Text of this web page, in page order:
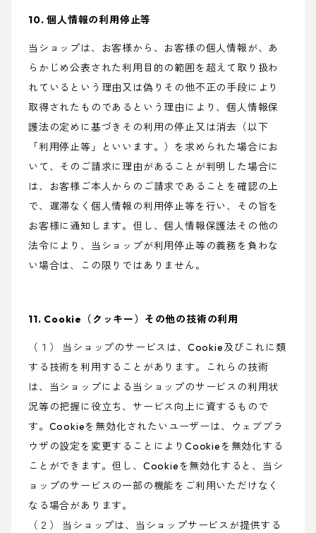
10. 個人情報の利用停止等
当ショップは、お客様から、お客様の個人情報が、あ
らかじめ公表された利用目的の範囲を超えて取り扱わ
れているという理由又は偽りその他不正の手段により
取得されたものであるという理由により、個人情報保
護法の定めに基づきその利用の停止又は消去（以下
「利用停止等」といいます。）を求められた場合にお
いて、そのご請求に理由があることが判明した場合に
は、お客様ご本人からのご請求であることを確認の上
で、遅滞なく個人情報の利用停止等を行い、その旨を
お客様に通知します。但し、個人情報保護法その他の
法令により、当ショップが利用停止等の義務を負わな
い場合は、この限りではありません。
11. Cookie（クッキー）その他の技術の利用
（１） 当ショップのサービスは、Cookie及びこれに類
する技術を利用することがあります。これらの技術
は、当ショップによる当ショップのサービスの利用状
況等の把握に役立ち、サービス向上に資するもので
す。Cookieを無効化されたいユーザーは、ウェブブラ
ウザの設定を変更することによりCookieを無効化する
ことができます。但し、Cookieを無効化すると、当シ
ョップのサービスの一部の機能をご利用いただけなく
なる場合があります。
（２） 当ショップは、当ショップサービスが提供する